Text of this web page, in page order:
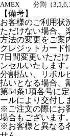
AMEX
分割（
【備考】
お客様のご利用状
ただけない場合、
方法の変更をご案
クレジットカード
7日間変更いただ
ンセルいたします。
分割払い、リボル
払いとなる場合、
第54条1項各号に
ールにより交付し
※ご注文の際にお
場合もございます。
※お客様と異なる